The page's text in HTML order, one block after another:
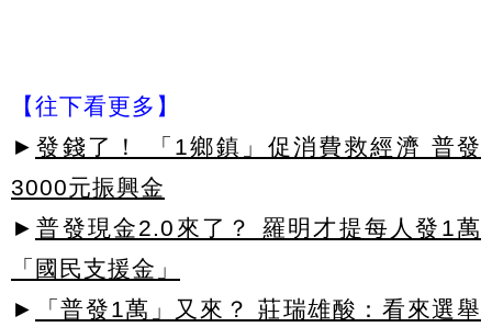
【往下看更多】
► 發錢了！ 「1鄉鎮」促消費救經濟 普發
3000元振興金
► 普發現金2.0來了？ 羅明才提每人發1萬
「國民支援金」
►
「普發1萬」又來？ 莊瑞雄酸：看來選舉